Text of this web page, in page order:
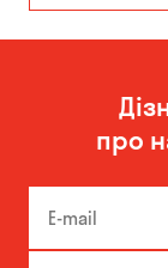
про